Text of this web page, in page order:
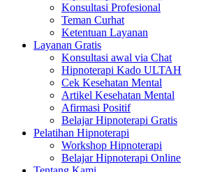
Konsultasi Profesional
Teman Curhat
Ketentuan Layanan
Layanan Gratis
Konsultasi awal via Chat
Hipnoterapi Kado ULTAH
Cek Kesehatan Mental
Artikel Kesehatan Mental
Afirmasi Positif
Belajar Hipnoterapi Gratis
Pelatihan Hipnoterapi
Workshop Hipnoterapi
Belajar Hipnoterapi Online